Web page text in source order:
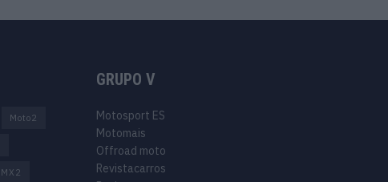
Moto2
MX2
GRUPO V
Motosport ES
Motomais
Offroad moto
Revistacarros